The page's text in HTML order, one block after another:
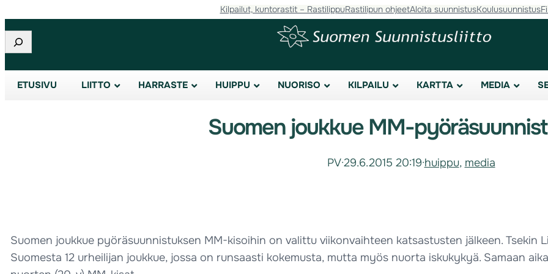
Kilpailut, kuntorastit – RastilippuRastilipun ohjeetAloita suunnistusKoulusuunnistus
Etsi
ETUSIVU LIITTO HARRASTE HUIPPU NUORISO KILPAILU KARTTA MEDIA
Suomen joukkue MM-
PV·29.6.2015 20:19·huippu, media
Suomen joukkue pyöräsuunnistuksen MM-kisoihin on valittu viikonvaihteen katsastusten jälkeen. Tsekin
Suomesta 12 urheilijan joukkue, jossa on runsaasti kokemusta, mutta myös nuorta iskukykyä. Samaan